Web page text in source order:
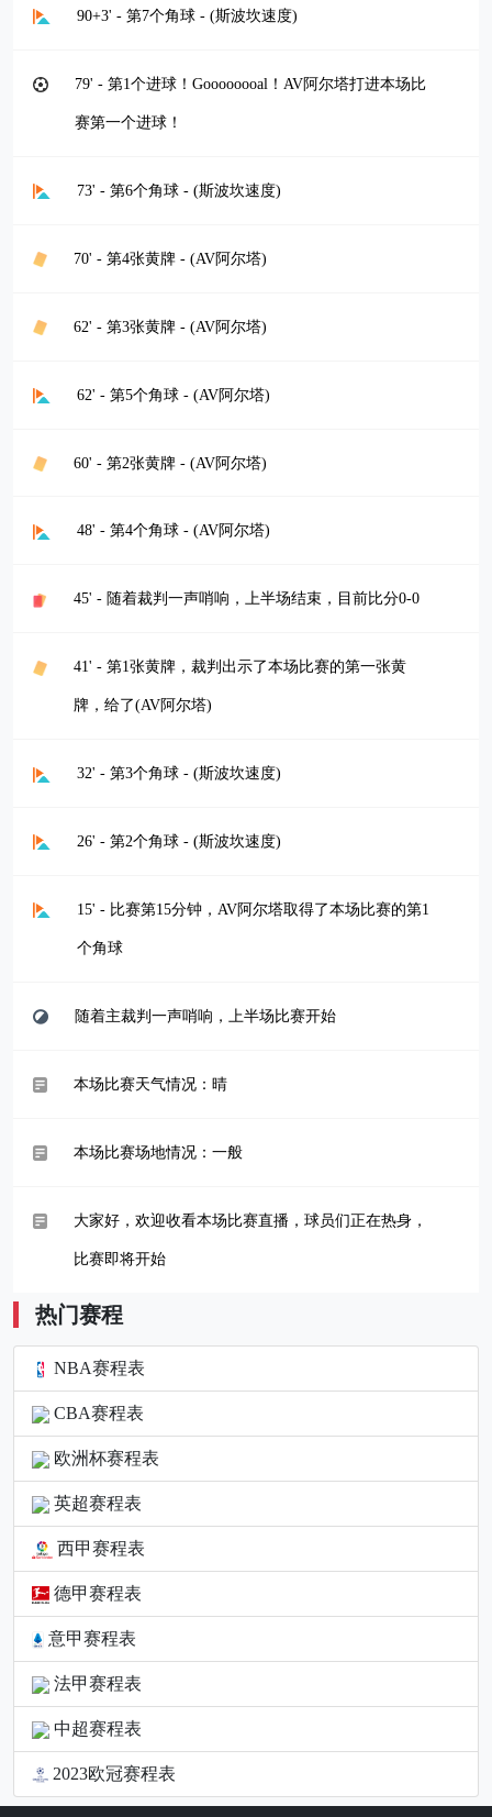
90+3' - 第7个角球 - (斯波坎速度)
79' - 第1个进球！Goooooooal！AV阿尔塔打进本场比
赛第一个进球！
73' - 第6个角球 - (斯波坎速度)
70' - 第4张黄牌 - (AV阿尔塔)
62' - 第3张黄牌 - (AV阿尔塔)
62' - 第5个角球 - (AV阿尔塔)
60' - 第2张黄牌 - (AV阿尔塔)
48' - 第4个角球 - (AV阿尔塔)
45' - 随着裁判一声哨响，上半场结束，目前比分0-0
41' - 第1张黄牌，裁判出示了本场比赛的第一张黄
牌，给了(AV阿尔塔)
32' - 第3个角球 - (斯波坎速度)
26' - 第2个角球 - (斯波坎速度)
15' - 比赛第15分钟，AV阿尔塔取得了本场比赛的第1
个角球
随着主裁判一声哨响，上半场比赛开始
本场比赛天气情况：晴
本场比赛场地情况：一般
大家好，欢迎收看本场比赛直播，球员们正在热身，
比赛即将开始
热门赛程
NBA赛程表
CBA赛程表
欧洲杯赛程表
英超赛程表
西甲赛程表
德甲赛程表
意甲赛程表
法甲赛程表
中超赛程表
2023欧冠赛程表